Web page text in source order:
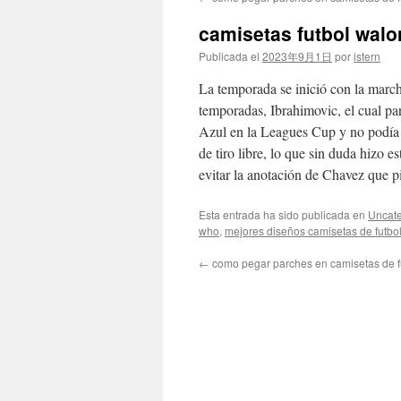
contenido
camisetas futbol
Publicada el 2023年9月1日 poristern
La temporada se inició con la
temporadas, Ibrahimovic, el cual
Azul en la Leagues Cup y no
de tiro libre, lo que sin duda hizo
evitar la anotación de Chavez que
Esta entrada ha sido publicada en
who, mejores diseños camisetas de futbol
← como pegar parches en camisetas de